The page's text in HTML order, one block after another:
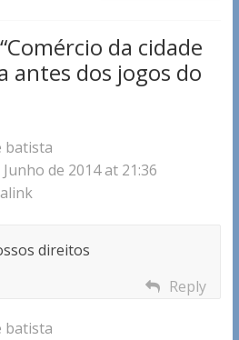
Comércio da cidade
antes dos jogos do
batista
Junho de 2014 at 21:36
direitos
Reply
batista